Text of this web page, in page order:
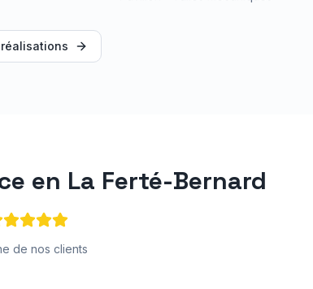
en La Ferté-Bernard
de nos clients